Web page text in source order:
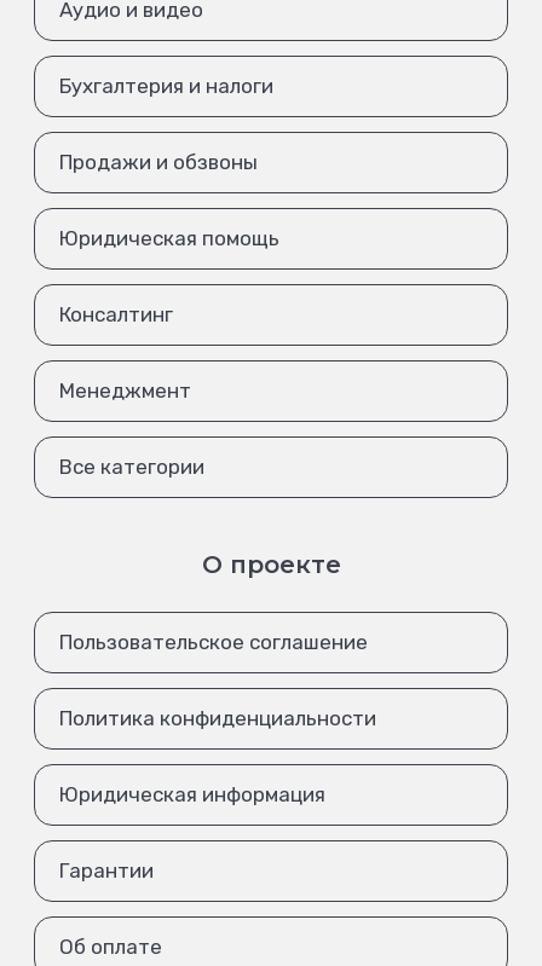
Аудио и видео
Бухгалтерия и налоги
Продажи и обзвоны
Юридическая помощь
Консалтинг
Менеджмент
Все категории
О проекте
Пользовательское соглашение
Политика конфиденциальности
Юридическая информация
Гарантии
Об оплате